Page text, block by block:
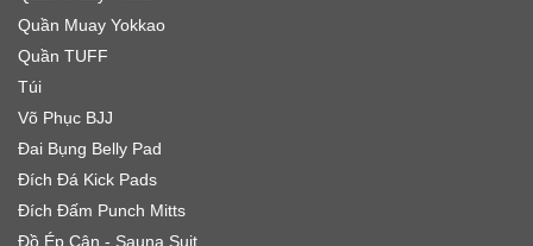
Quần Muay Yokkao
Quần TUFF
Túi
Võ Phục BJJ
Đai Bụng Belly Pad
Đích Đá Kick Pads
Đích Đấm Punch Mitts
Đồ Ép Cân - Sauna Suit